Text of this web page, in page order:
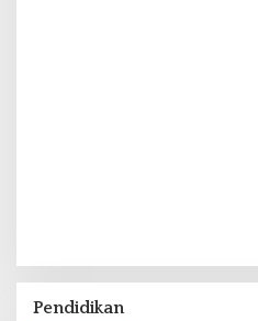
Pendidikan